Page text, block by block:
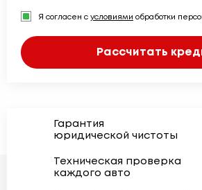
Я согласен с условиями обработки
Рассчитать
Гарантия
юридической чистоты
Техническая проверка
каждого авто